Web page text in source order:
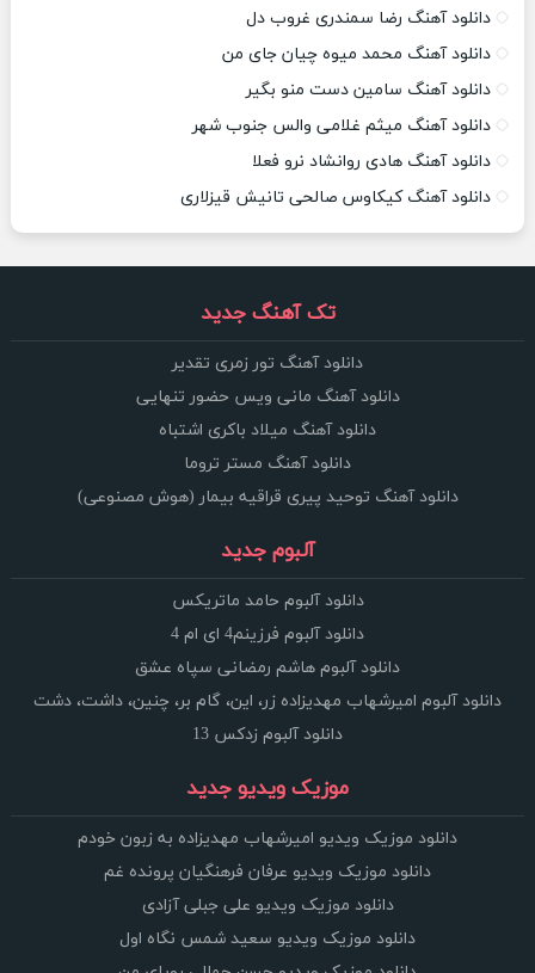
دانلود آهنگ رضا سمندری غروب دل
دانلود آهنگ محمد میوه چیان جای من
دانلود آهنگ سامین دست منو بگیر
دانلود آهنگ میثم غلامی والس جنوب شهر
دانلود آهنگ هادی روانشاد نرو فعلا
دانلود آهنگ کیکاوس صالحی تانیش قیزلاری
تک آهنگ جدید
دانلود آهنگ تور زمری تقدیر
دانلود آهنگ مانی ویس حضور تنهایی
دانلود آهنگ میلاد باکری اشتباه
دانلود آهنگ مستر تروما
دانلود آهنگ توحید پیری قراقیه بیمار (هوش مصنوعی)
آلبوم جدید
دانلود آلبوم حامد ماتریکس
دانلود آلبوم فرزینم4 ای ام 4
دانلود آلبوم هاشم رمضانی سپاه عشق
دانلود آلبوم امیرشهاب مهدیزاده زر، این، گام بر، چنین، داشت، دشت
دانلود آلبوم زدکس 13
موزیک ویدیو جدید
دانلود موزیک ویدیو امیرشهاب مهدیزاده به زبون خودم
دانلود موزیک ویدیو عرفان فرهنگیان پرونده غم
دانلود موزیک ویدیو علی جبلی آزادی
دانلود موزیک ویدیو سعید شمس نگاه اول